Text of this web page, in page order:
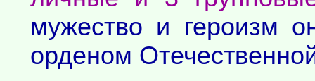
мужество и героизм
орденом